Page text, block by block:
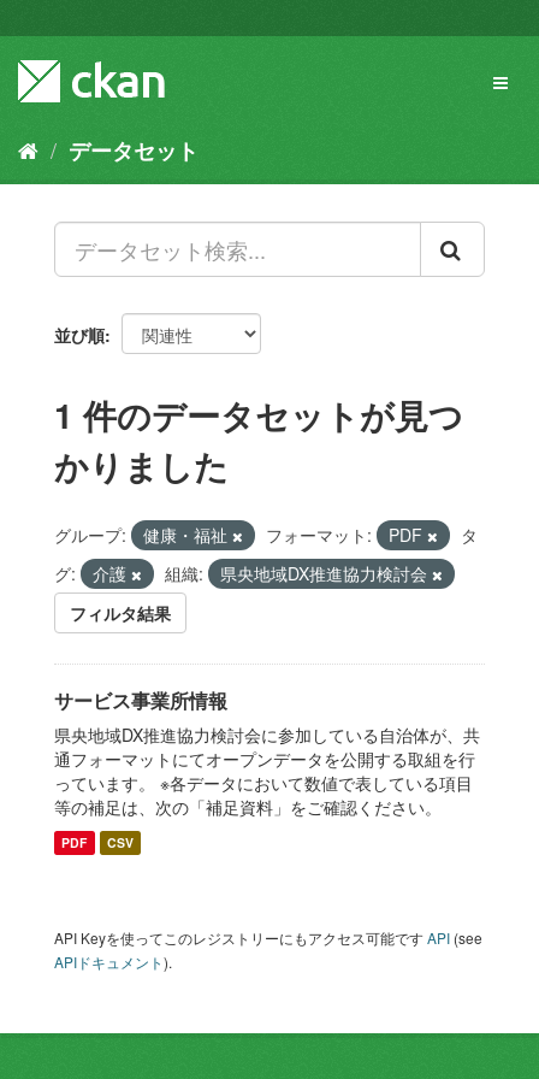
キ
容
データセット
並び順
1 件のデータセットが見つ
かりました
グループ: 健康・福祉 フォーマット: PDF
タ
グ:
介護 組織:
県央地域DX推進協力検討会
フィルタ結果
サービス事業所情報
県央地域DX推進協力検討会に参加している自治体が、共
通フォーマットにてオープンデータを公開する取組を行
っています。 ※各データにおいて数値で表している項目
等の補足は、次の「補足資料」をご確認ください。
PDF CSV
API Keyを使ってこのレジストリーにもアクセス可能ですAPI (see
APIドキュメント).